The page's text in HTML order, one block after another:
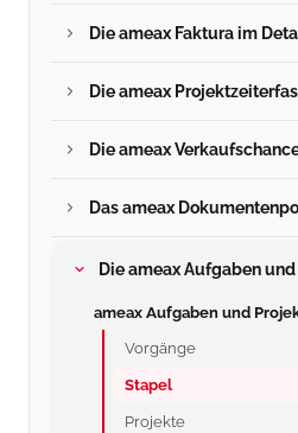
Die ameax Faktura im
Die ameax
Die ameax
Das ameax
Die ameax Aufgaben
ameax Aufgaben und
Vorgänge
Stapel
Projekte